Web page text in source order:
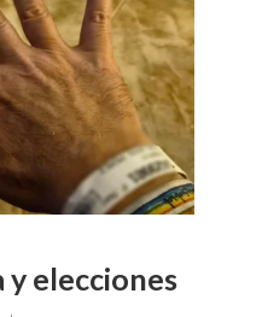
y elecciones